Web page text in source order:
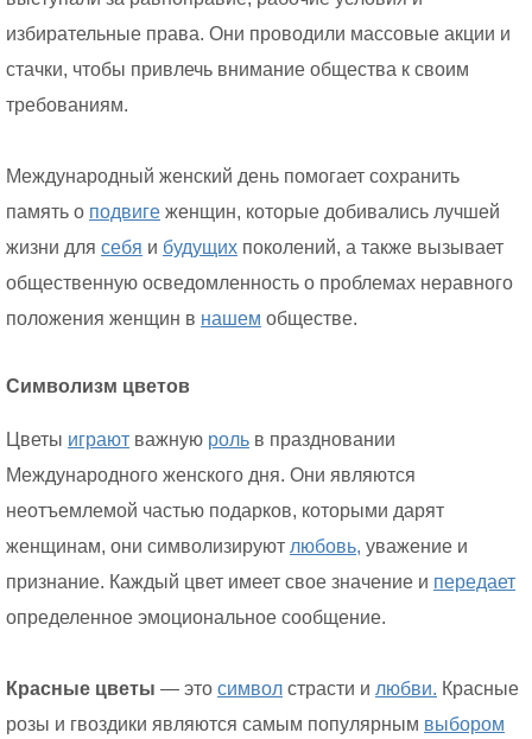
избирательные права. Они проводили массовые акции и
стачки, чтобы привлечь внимание общества к своим
требованиям.
Международный женский день помогает сохранить
память о подвиге женщин, которые добивались лучшей
жизни для себя и будущих поколений, а также вызывает
общественную осведомленность о проблемах неравного
положения женщин в нашем обществе.
Символизм цветов
Цветы играют важную роль в праздновании
Международного женского дня. Они являются
неотъемлемой частью подарков, которыми дарят
женщинам, они символизируют любовь, уважение и
признание. Каждый цвет имеет свое значение и передает
определенное эмоциональное сообщение.
Красные цветы — это символ страсти и любви. Красные
розы и гвоздики являются самым популярным выбором